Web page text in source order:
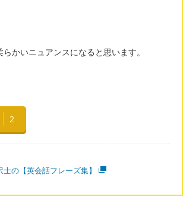
かいニュアンスになると思います。
2
の【英会話フレーズ集】